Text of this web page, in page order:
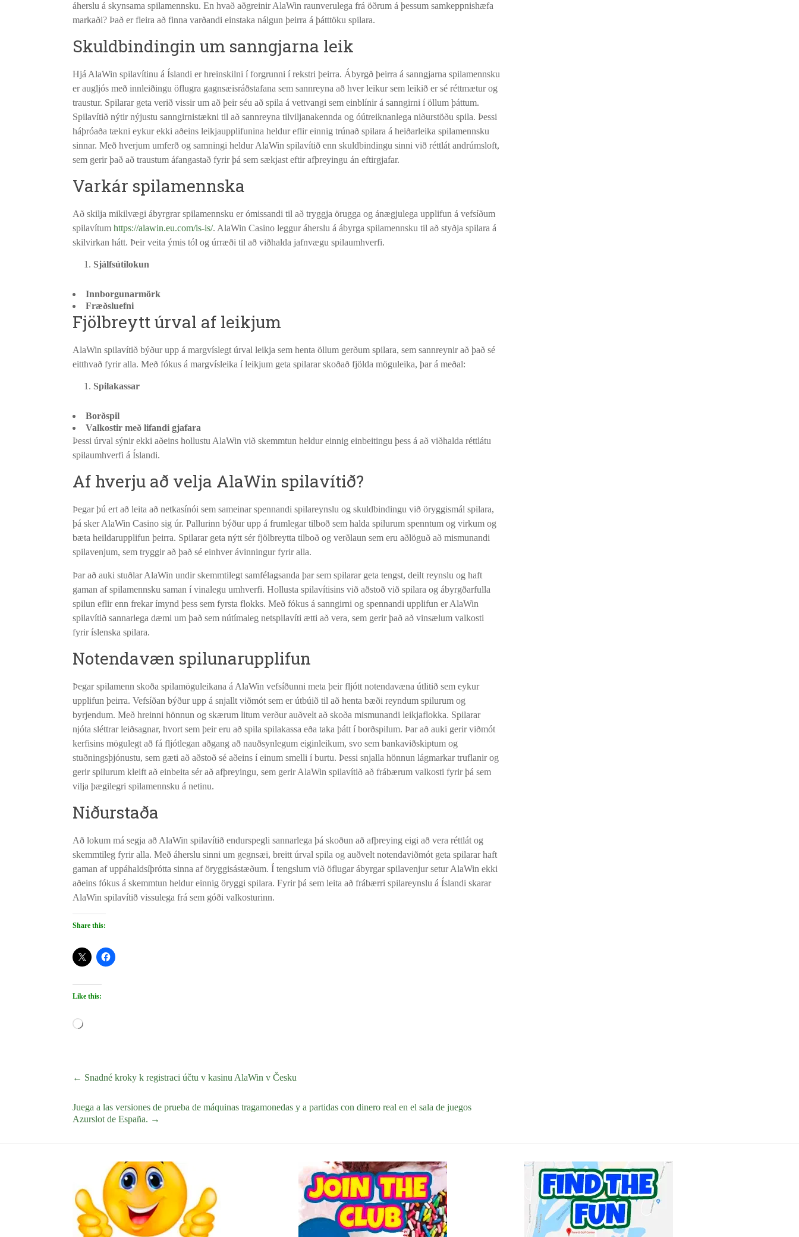
áherslu á skynsama spilamennsku. En hvað aðgreinir AlaWin raunverulega frá öðrum á þessum samkeppnishæfa
markaði? Það er fleira að finna varðandi einstaka nálgun þeirra á þátttöku spilara.
Skuldbindingin um sanngjarna leik
Hjá AlaWin spilavítinu á Íslandi er hreinskilni í forgrunni í rekstri þeirra. Ábyrgð þeirra á sanngjarna spilamennsku
er augljós með innleiðingu öflugra gagnsæisráðstafana sem sannreyna að hver leikur sem leikið er sé réttmætur og
traustur. Spilarar geta verið vissir um að þeir séu að spila á vettvangi sem einblínir á sanngirni í öllum þáttum.
Spilavítið nýtir nýjustu sanngirnistækni til að sannreyna tilviljanakennda og óútreiknanlega niðurstöðu spila. Þessi
háþróaða tækni eykur ekki aðeins leikjaupplifunina heldur eflir einnig trúnað spilara á heiðarleika spilamennsku
sinnar. Með hverjum umferð og samningi heldur AlaWin spilavítið enn skuldbindingu sinni við réttlát andrúmsloft,
sem gerir það að traustum áfangastað fyrir þá sem sækjast eftir afþreyingu án eftirgjafar.
Varkár spilamennska
Að skilja mikilvægi ábyrgrar spilamennsku er ómissandi til að tryggja örugga og ánægjulega upplifun á vefsíðum
spilavítum https://alawin.eu.com/is-is/. AlaWin Casino leggur áherslu á ábyrga spilamennsku til að styðja spilara á
skilvirkan hátt. Þeir veita ýmis tól og úrræði til að viðhalda jafnvægu spilaumhverfi.
Sjálfsútilokun
Innborgunarmörk
Fræðsluefni
Fjölbreytt úrval af leikjum
AlaWin spilavítið býður upp á margvíslegt úrval leikja sem henta öllum gerðum spilara, sem sannreynir að það sé
eitthvað fyrir alla. Með fókus á margvísleika í leikjum geta spilarar skoðað fjölda möguleika, þar á meðal:
Spilakassar
Borðspil
Valkostir með lifandi gjafara
Þessi úrval sýnir ekki aðeins hollustu AlaWin við skemmtun heldur einnig einbeitingu þess á að viðhalda réttlátu
spilaumhverfi á Íslandi.
Af hverju að velja AlaWin spilavítið?
Þegar þú ert að leita að netkasínói sem sameinar spennandi spilareynslu og skuldbindingu við öryggismál spilara,
þá sker AlaWin Casino sig úr. Pallurinn býður upp á frumlegar tilboð sem halda spilurum spenntum og virkum og
bæta heildarupplifun þeirra. Spilarar geta nýtt sér fjölbreytta tilboð og verðlaun sem eru aðlöguð að mismunandi
spilavenjum, sem tryggir að það sé einhver ávinningur fyrir alla.
Þar að auki stuðlar AlaWin undir skemmtilegt samfélagsanda þar sem spilarar geta tengst, deilt reynslu og haft
gaman af spilamennsku saman í vinalegu umhverfi. Hollusta spilavítisins við aðstoð við spilara og ábyrgðarfulla
spilun eflir enn frekar ímynd þess sem fyrsta flokks. Með fókus á sanngirni og spennandi upplifun er AlaWin
spilavítið sannarlega dæmi um það sem nútímaleg netspilavíti ætti að vera, sem gerir það að vinsælum valkosti
fyrir íslenska spilara.
Notendavæn spilunarupplifun
Þegar spilamenn skoða spilamöguleikana á AlaWin vefsíðunni meta þeir fljótt notendavæna útlitið sem eykur
upplifun þeirra. Vefsíðan býður upp á snjallt viðmót sem er útbúið til að henta bæði reyndum spilurum og
byrjendum. Með hreinni hönnun og skærum litum verður auðvelt að skoða mismunandi leikjaflokka. Spilarar
njóta sléttrar leiðsagnar, hvort sem þeir eru að spila spilakassa eða taka þátt í borðspilum. Þar að auki gerir viðmót
kerfisins mögulegt að fá fljótlegan aðgang að nauðsynlegum eiginleikum, svo sem bankaviðskiptum og
stuðningsþjónustu, sem gæti að aðstoð sé aðeins í einum smelli í burtu. Þessi snjalla hönnun lágmarkar truflanir og
gerir spilurum kleift að einbeita sér að afþreyingu, sem gerir AlaWin spilavítið að frábærum valkosti fyrir þá sem
vilja þægilegri spilamennsku á netinu.
Niðurstaða
Að lokum má segja að AlaWin spilavítið endurspegli sannarlega þá skoðun að afþreying eigi að vera réttlát og
skemmtileg fyrir alla. Með áherslu sinni um gegnsæi, breitt úrval spila og auðvelt notendaviðmót geta spilarar haft
gaman af uppáhaldsíþrótta sinna af öryggisástæðum. Í tengslum við öflugar ábyrgar spilavenjur setur AlaWin ekki
aðeins fókus á skemmtun heldur einnig öryggi spilara. Fyrir þá sem leita að frábærri spilareynslu á Íslandi skarar
AlaWin spilavítið vissulega frá sem góði valkosturinn.
Share this:
Like this:
Loading…
← Snadné kroky k registraci účtu v kasinu AlaWin v Česku
Juega a las versiones de prueba de máquinas tragamonedas y a partidas con dinero real en el sala de juegos
Azurslot de España. →